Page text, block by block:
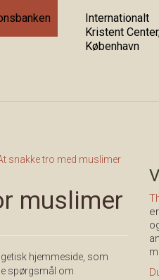
Internationalt
Kristent
København
snakke tro med muslimer
muslimer
hjemmeside, som
spørgsmål om